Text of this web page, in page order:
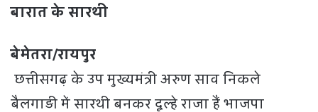
बारात के सारथी
बेमेतरा/रायपुर
छत्तीसगढ़ के उप मुख्यमंत्री अरुण साव निकले
बैलगाड़ी में सारथी बनकर दूल्हे राजा हैं भाजपा